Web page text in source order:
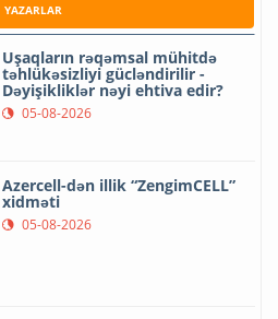
YAZARLAR
Uşaqların rəqəmsal mühitdə
təhlükəsizliyi gücləndirilir -
Dəyişikliklər nəyi ehtiva edir?
05-08-2026
Azercell-dən illik “ZengimCELL”
xidməti
05-08-2026